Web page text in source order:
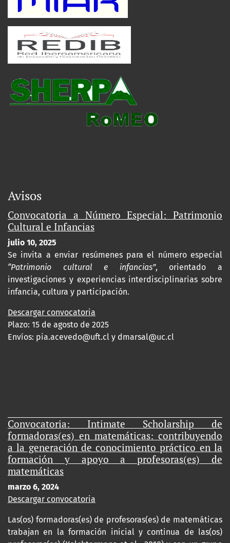
Avisos
Convocatoria a Número Especial: Patrimonio
Cultural e Infancias
julio 10, 2025
Se invita a enviar resúmenes para el número especial
“Patrimonio cultural e infancias”, orientado a
investigaciones y experiencias interdisciplinarias sobre
infancia, cultura y participación.
Descargar convocatoria
Plazo: 15 de agosto de 2025
Envíos: pia.acevedo@uft.cl y dmarsal@uc.cl
Convocatoria: Intimate Scholarship de
formadoras(es) en matemáticas: contribuyendo
a la generación de conocimiento práctico en la
formación y apoyo a profesoras(es) de
matemáticas
marzo 6, 2024
Descargar convocatoria
Las(os) formadoras(es) de profesoras(es) de matemáticas
trabajan en la formación inicial y continua de las(os)